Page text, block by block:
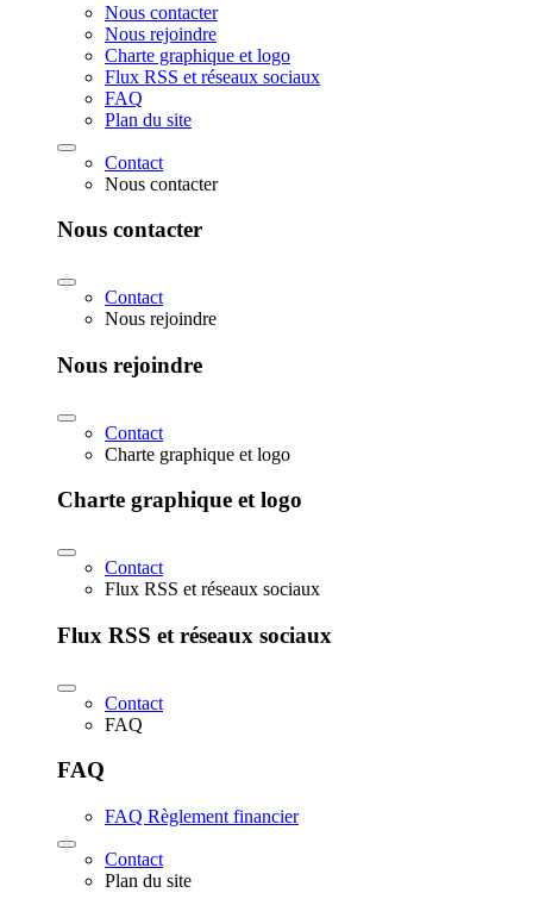
Nous contacter
Nous rejoindre
Charte graphique et logo
Flux RSS et réseaux sociaux
FAQ
Plan du site
Contact
Nous contacter
Nous contacter
Contact
Nous rejoindre
Nous rejoindre
Contact
Charte graphique et logo
Charte graphique et logo
Contact
Flux RSS et réseaux sociaux
Flux RSS et réseaux sociaux
Contact
FAQ
FAQ
FAQ Règlement financier
Contact
Plan du site